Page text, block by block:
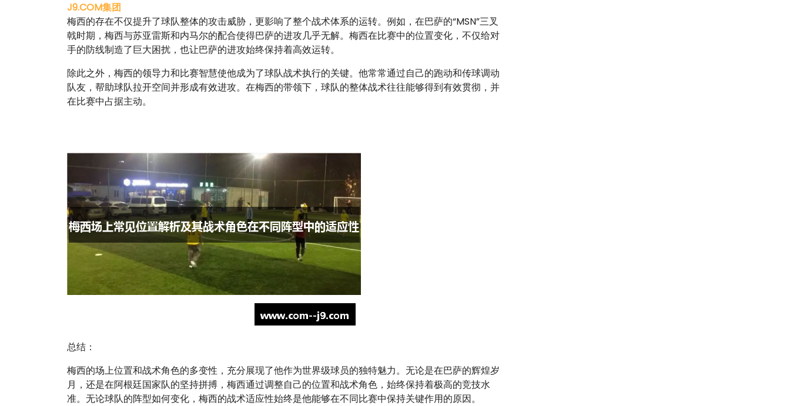
J9.COM集团
梅西的存在不仅提升了球队整体的攻击威胁，更影响了整个战术体系的运转。例如，在巴萨的“MSN”三叉
戟时期，梅西与苏亚雷斯和内马尔的配合使得巴萨的进攻几乎无解。梅西在比赛中的位置变化，不仅给对
手的防线制造了巨大困扰，也让巴萨的进攻始终保持着高效运转。
除此之外，梅西的领导力和比赛智慧使他成为了球队战术执行的关键。他常常通过自己的跑动和传球调动
队友，帮助球队拉开空间并形成有效进攻。在梅西的带领下，球队的整体战术往往能够得到有效贯彻，并
在比赛中占据主动。
总结：
梅西的场上位置和战术角色的多变性，充分展现了他作为世界级球员的独特魅力。无论是在巴萨的辉煌岁
月，还是在阿根廷国家队的坚持拼搏，梅西通过调整自己的位置和战术角色，始终保持着极高的竞技水
准。无论球队的阵型如何变化，梅西的战术适应性始终是他能够在不同比赛中保持关键作用的原因。